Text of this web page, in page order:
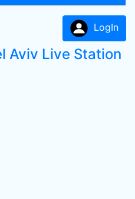
LogIn
Aviv Live Station